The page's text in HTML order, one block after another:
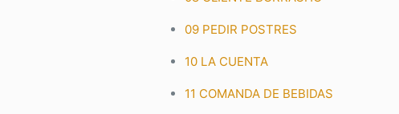
09 PEDIR POSTRES
10 LA CUENTA
11 COMANDA DE BEBIDAS